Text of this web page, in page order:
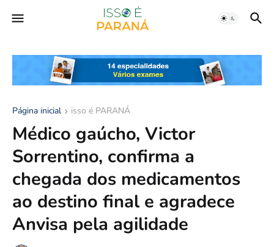
Página inicial isso é PARANÁ
Médico gaúcho, Victor
Sorrentino, confirma a
chegada dos medicamentos
ao destino final e agradece
Anvisa pela agilidade